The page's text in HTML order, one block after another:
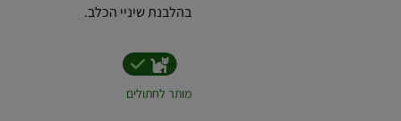
בהלבנת שיניי הכלב.
מותר לחתולים